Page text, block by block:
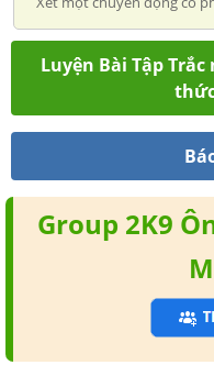
Luyện Bài Tập
Group 2K9